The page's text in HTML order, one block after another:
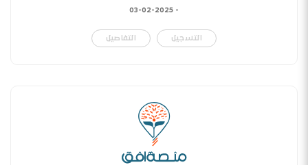
-
03-02-2025
التسجيل التفاصيل